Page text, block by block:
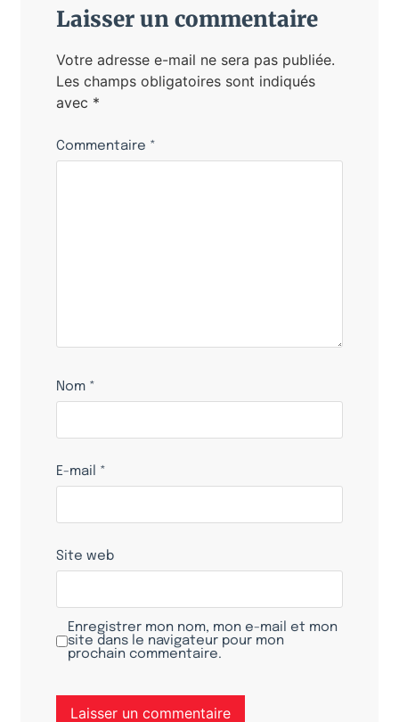
Laisser un commentaire
Votre adresse e-mail ne sera pas publiée.
Les champs obligatoires sont indiqués
avec *
Commentaire *
Nom *
E-mail *
Site web
Enregistrer mon nom, mon e-mail et mon
site dans le navigateur pour mon
prochain commentaire.